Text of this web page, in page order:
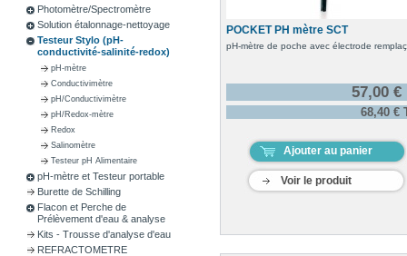
Photomètre/Spectromètre
Solution étalonnage-nettoyage
Testeur Stylo (pH-
conductivité-salinité-redox)
pH-mètre
Conductivimètre
pH/Conductivimètre
pH/Redox-mètre
Redox
Salinomètre
Testeur pH Alimentaire
pH-mètre et Testeur portable
Burette de Schilling
Flacon et Perche de
Prélèvement d'eau & analyse
Kits - Trousse d'analyse d'eau
REFRACTOMETRE
POCKET PH mètre SCT
pH-mètre de poche avec électrode
57,00 €
68,40 €
Ajouter au panier
Voir le produit